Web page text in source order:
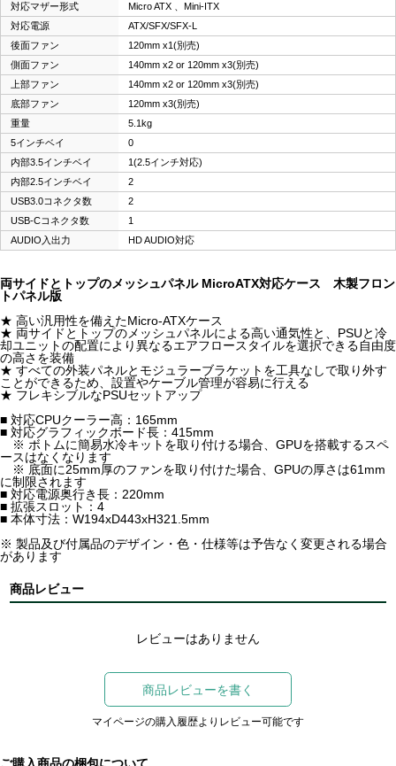
対応マザー形式
Micro ATX 、Mini-ITX
対応電源
ATX/SFX/SFX-L
後面ファン
120mm x1(別売)
側面ファン
140mm x2 or 120mm x3(別売)
上部ファン
140mm x2 or 120mm x3(別売)
底部ファン
120mm x3(別売)
重量
5.1kg
5インチベイ
0
内部3.5インチベイ
1(2.5インチ対応)
内部2.5インチベイ
2
USB3.0コネクタ数
2
USB-Cコネクタ数
1
AUDIO入出力
HD AUDIO対応
両サイドとトップのメッシュパネル MicroATX対応ケース 木製フロン
トパネル版
★ 高い汎用性を備えたMicro-ATXケース
★ 両サイドとトップのメッシュパネルによる高い通気性と、PSUと冷
却ユニットの配置により異なるエアフロースタイルを選択できる自由度
の高さを装備
★ すべての外装パネルとモジュラーブラケットを工具なしで取り外す
ことができるため、設置やケーブル管理が容易に行える
★ フレキシブルなPSUセットアップ
■ 対応CPUクーラー高：165mm
■ 対応グラフィックボード長：415mm
※ ボトムに簡易水冷キットを取り付ける場合、GPUを搭載するスペ
ースはなくなります
※ 底面に25mm厚のファンを取り付けた場合、GPUの厚さは61mm
に制限されます
■ 対応電源奥行き長：220mm
■ 拡張スロット：4
■ 本体寸法：W194xD443xH321.5mm
※ 製品及び付属品のデザイン・色・仕様等は予告なく変更される場合
があります
商品レビュー
レビューはありません
商品レビューを書く
マイページの購入履歴よりレビュー可能です
ご購入商品の梱包について